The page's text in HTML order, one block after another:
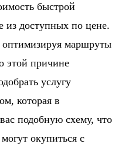
быстрой
из доступных по цене.
маршруты
этой причине
услугу
которая в
подобную схему, что
окупиться с